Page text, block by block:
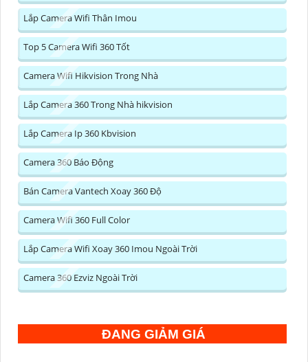
Lắp Camera Wifi Thân Imou
Top 5 Camera Wifi 360 Tốt
Camera Wifi Hikvision Trong Nhà
Lắp Camera 360 Trong Nhà hikvision
Lắp Camera Ip 360 Kbvision
Camera 360 Báo Động
Bán Camera Vantech Xoay 360 Độ
Camera Wifi 360 Full Color
Lắp Camera Wifi Xoay 360 Imou Ngoài Trời
Camera 360 Ezviz Ngoài Trời
ĐANG GIẢM GIÁ